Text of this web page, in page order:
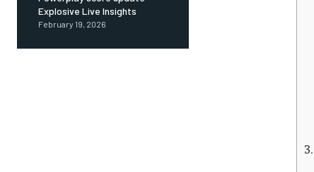
Explosive Live Insights
February 19, 2026